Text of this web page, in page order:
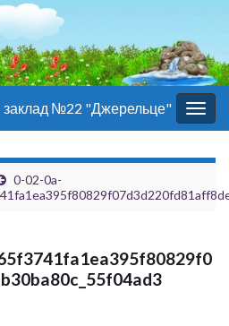
заклад №22 "Джерельце"
0-02-0a-